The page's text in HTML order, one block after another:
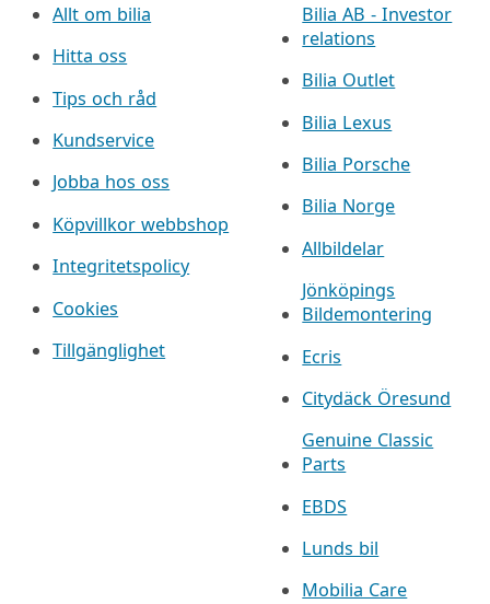
Allt om bilia
Hitta oss
Tips och råd
Kundservice
Jobba hos oss
Köpvillkor webbshop
Integritetspolicy
Cookies
Tillgänglighet
Bilia AB - Investor
relations
Bilia Outlet
Bilia Lexus
Bilia Porsche
Bilia Norge
Allbildelar
Jönköpings
Bildemontering
Ecris
Citydäck Öresund
Genuine Classic
Parts
EBDS
Lunds bil
Mobilia Care